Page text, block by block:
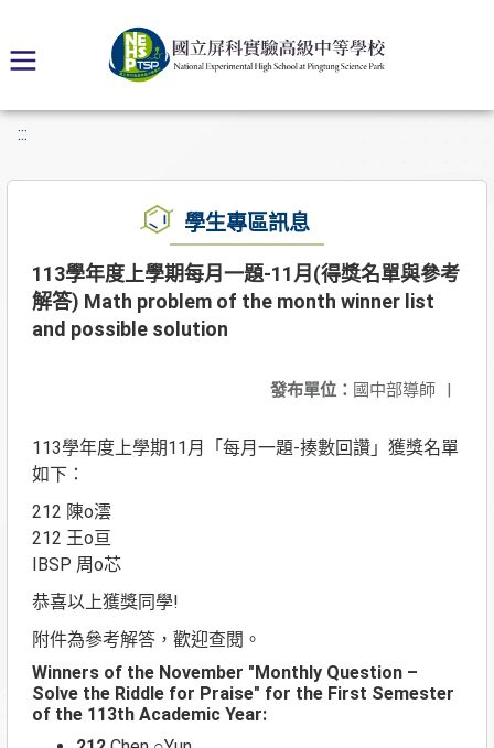
:::
學生專區訊息
113學年度上學期每月一題-11月(得獎名單與參考
解答) Math problem of the month winner list
and possible solution
發布單位： 國中部導師 |
113學年度上學期11月「每月一題-揍數回讚」獲獎名單
如下：
212 陳o澐
212 王o亘
IBSP 周o芯
恭喜以上獲獎同學!
附件為參考解答，歡迎查閱。
Winners of the November "Monthly Question –
Solve the Riddle for Praise" for the First Semester
of the 113th Academic Year: